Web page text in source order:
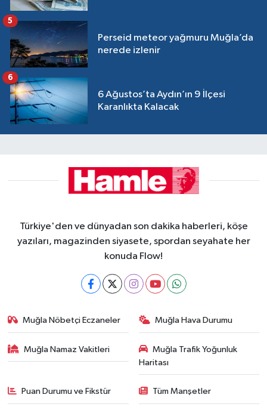
Perseid meteor yağmuru Muğla’da
nerede izlenir
5
6 Ağustos’ta Aydın’ın 9 İlçesi
Karanlıkta Kalacak
6
Türkiye'den ve dünyadan son dakika haberleri, köşe
yazıları, magazinden siyasete, spordan seyahate her
konuda Flow!
Muğla Nöbetçi Eczaneler Muğla Hava Durumu
Muğla Namaz Vakitleri
Muğla Trafik Yoğunluk
Haritası
Puan Durumu ve Fikstür Tüm Manşetler